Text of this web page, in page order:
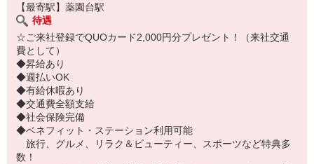
【最寄駅】薬園台駅
待遇
☆ご来社登録でQUOカード2,000円分プレゼント！（来社交通
費として）
◆昇給あり
◆週払いOK
◆有給休暇あり
◆交通費全額支給
◆社会保険完備
◆ベネフィット・ステーション利用可能
旅行、グルメ、リラク＆ビューティー、スポーツなど特典多
数！